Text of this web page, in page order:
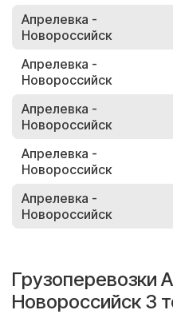
Апрелевка -
Новороссийск
Апрелевка -
Новороссийск
Апрелевка -
Новороссийск
Апрелевка -
Новороссийск
Апрелевка -
Новороссийск
Грузоперевозки
Новороссийск 3